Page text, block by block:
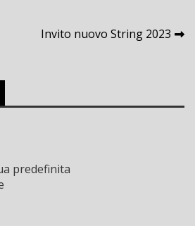
Invito nuovo String 2023
predefinita